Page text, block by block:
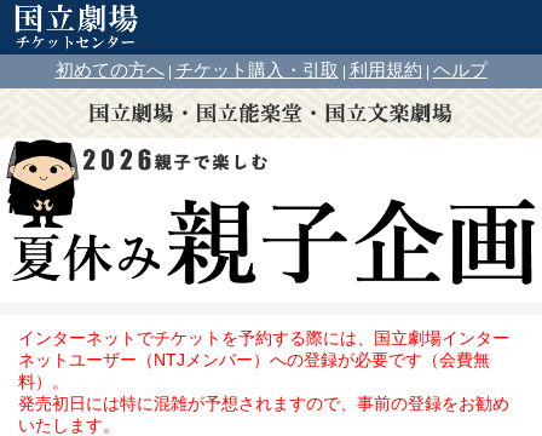
初めての方へ| チケット購入・引取 利用規約 ヘルプ
インターネットでチケットを予約する際には、国立劇場インター
ネットユーザー（NTJメンバー）への登録が必要です（会費無
料）。
発売初日には特に混雑が予想されますので、事前の登録をお勧め
いたします。